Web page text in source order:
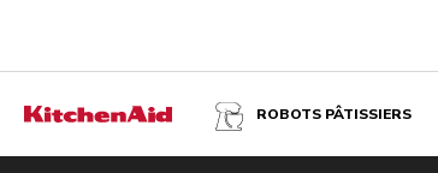
ROBOTS PÂTISSIERS